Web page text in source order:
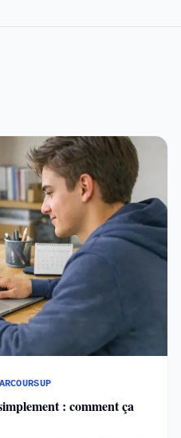
: comment ça